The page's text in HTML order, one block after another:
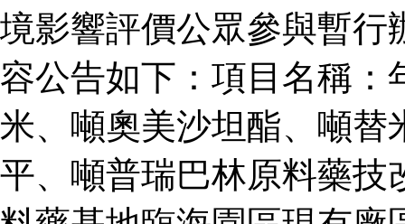
境影響評價公眾參與暫行
容公告如下：項目名稱：
米、噸奧美沙坦酯、噸替
平、噸普瑞巴林原料藥技